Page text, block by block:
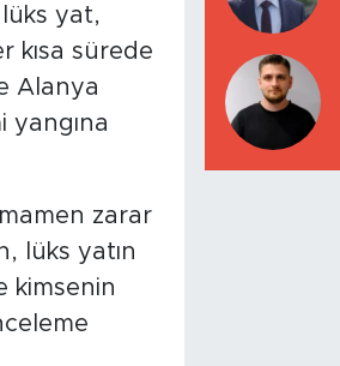
lüks yat,
kısa sürede
Alanya
yangına
zarar
lüks yatın
kimsenin